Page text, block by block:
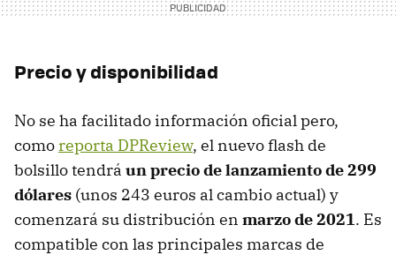
Precio y disponibilidad
No se ha facilitado información oficial pero,
como reporta DPReview, el nuevo flash de
bolsillo tendrá un precio de lanzamiento de 299
dólares (unos 243 euros al cambio actual) y
comenzará su distribución en marzo de 2021. Es
compatible con las principales marcas de